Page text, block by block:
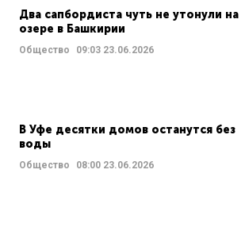
Два сапбордиста чуть не утонули на
озере в Башкирии
Общество 09:03 23.06.2026
В Уфе десятки домов останутся без
воды
Общество 08:00 23.06.2026